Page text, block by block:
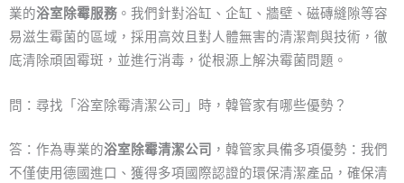
業的浴室除霉服務 。我們針對浴缸、企缸、牆壁、磁磚縫隙等容
易滋生霉菌的區域，採用高效且對人體無害的清潔劑與技術，徹
底清除頑固霉斑，並進行消毒，從根源上解決霉菌問題。
問：尋找「浴室除霉清潔公司」時，韓管家有哪些優勢？
答：作為專業的浴室除霉清潔公司 ，韓管家具備多項優勢：我們
不僅使用德國進口、獲得多項國際認證的環保清潔產品，確保清